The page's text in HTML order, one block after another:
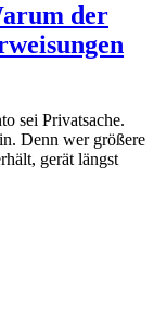
der
sei Privatsache.
Denn wer größere
gerät längst